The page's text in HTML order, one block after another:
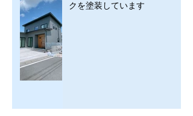
クを塗装しています